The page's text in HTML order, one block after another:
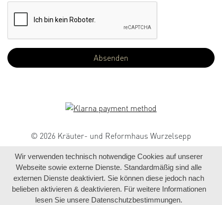
© 2026 Kräuter- und Reformhaus Wurzelsepp
Wir verwenden technisch notwendige Cookies auf unserer
Webseite sowie externe Dienste. Standardmäßig sind alle
externen Dienste deaktiviert. Sie können diese jedoch nach
belieben aktivieren & deaktivieren. Für weitere Informationen
lesen Sie unsere Datenschutzbestimmungen.